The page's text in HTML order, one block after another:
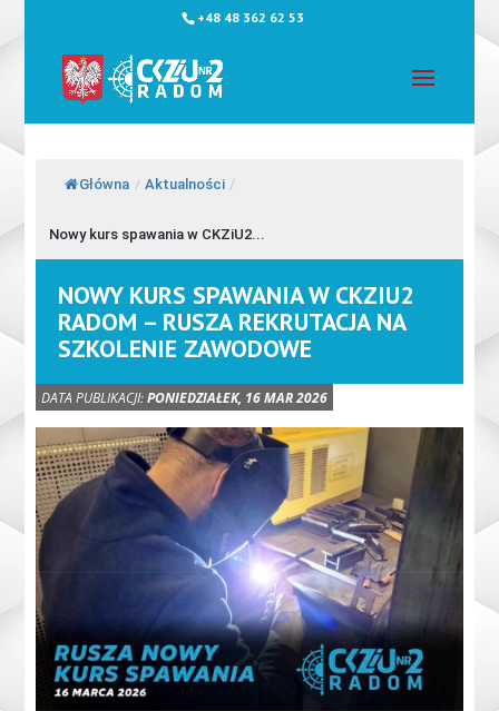
+48 48 362 62 53
Główna / Aktualności /
Nowy kurs spawania w CKZiU2...
NOWY KURS SPAWANIA W CKZIU2
RADOM – RUSZA REKRUTACJA NA
SZKOLENIE ZAWODOWE
DATA PUBLIKACJI:PONIEDZIAŁEK, 16 MAR 2026